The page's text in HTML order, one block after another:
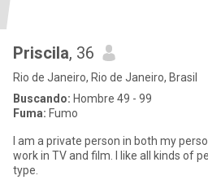
Priscila, 36
Rio de Janeiro, Rio de Janeiro, Brasil
Buscando: Hombre 49 - 99
Fuma: Fumo
I am a private person in both my
work in TV and film. I like all kinds of
type.